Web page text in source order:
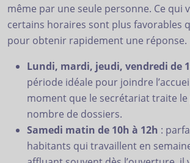
même par une seule personne. Ce qui
certains horaires sont plus favorables
pour obtenir rapidement une réponse.
Lundi, mardi, jeudi, vendredi de
période idéale pour joindre
moment que le secrétariat traite
nombre de dossiers.
Samedi matin de 10h à 12h :
habitants qui travaillent en